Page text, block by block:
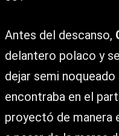
Antes del descanso,
delantero polaco y
dejar semi
encontraba en el
proyectó de manera